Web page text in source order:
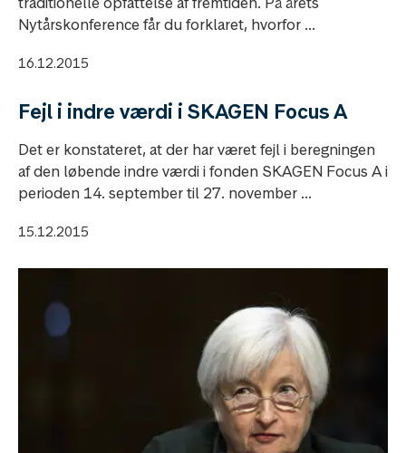
Nytårskonference får du forklaret, hvorfor ...
16.12.2015
Fejl i indre værdi i SKAGEN Focus A
Det er konstateret, at der har været fejl i beregningen
af den løbende indre værdi i fonden SKAGEN Focus A i
perioden 14. september til 27. november ...
15.12.2015